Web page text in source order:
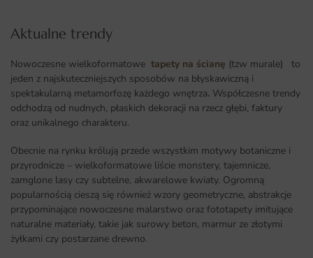
Aktualne trendy​
Nowoczesne wielkoformatowe tapety na ścianę (tzw murale) to
jeden z najskuteczniejszych sposobów na błyskawiczną i
spektakularną metamorfozę każdego wnętrza. Współczesne trendy
odchodzą od nudnych, płaskich dekoracji na rzecz głębi, faktury
oraz unikalnego charakteru.
Obecnie na rynku królują przede wszystkim motywy botaniczne i
przyrodnicze – wielkoformatowe liście monstery, tajemnicze,
zamglone lasy czy subtelne, akwarelowe kwiaty. Ogromną
popularnością cieszą się również wzory geometryczne, abstrakcje
przypominające nowoczesne malarstwo oraz fototapety imitujące
naturalne materiały, takie jak surowy beton, marmur ze złotymi
żyłkami czy postarzane drewno.